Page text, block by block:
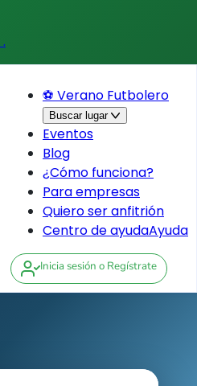
.
⚽ Verano Futbolero
Buscar lugar
Eventos
Blog
¿Cómo funciona?
Para empresas
Quiero ser anfitrión
Centro de ayudaAyuda
Inicia sesión o Regístrate